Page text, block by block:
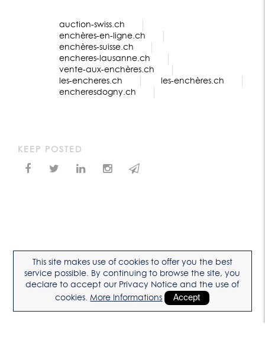
auction-swiss.ch
enchères-en-ligne.ch
enchères-suisse.ch
encheres-lausanne.ch
vente-aux-enchères.ch
les-encheres.ch
les-enchères.ch
encheresdogny.ch
KEEP POSTED
This site makes use of cookies to offer you the best
service possible. By continuing to browse the site, you
declare to accept our Privacy Notice and the use of
cookies.More Informations Accept